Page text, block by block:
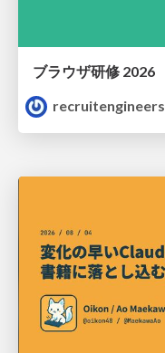
ブラウザ研修 2026
recruitengineers